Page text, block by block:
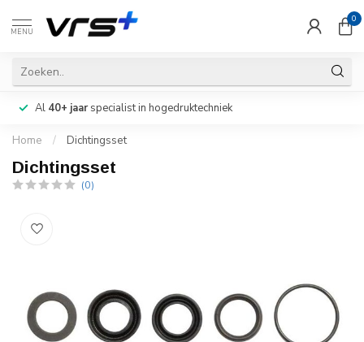
MENU
0
Al 40+ jaarspecialist in hogedruktechniek
Home / Dichtingsset
Dichtingsset
(0)